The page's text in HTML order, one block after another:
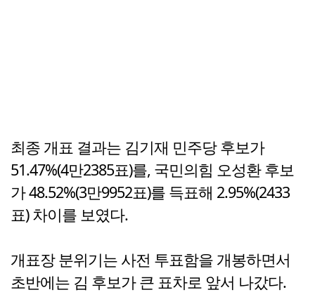
최종 개표 결과는 김기재 민주당 후보가
51.47%(4만2385표)를, 국민의힘 오성환 후보
가 48.52%(3만9952표)를 득표해 2.95%(2433
표) 차이를 보였다.
개표장 분위기는 사전 투표함을 개봉하면서
초반에는 김 후보가 큰 표차로 앞서 나갔다.